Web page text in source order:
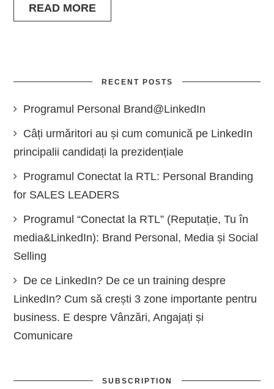
READ MORE
RECENT POSTS
Programul Personal Brand@LinkedIn
Câți urmăritori au și cum comunică pe LinkedIn
principalii candidați la prezidențiale
Programul Conectat la RTL: Personal Branding
for SALES LEADERS
Programul “Conectat la RTL” (Reputație, Tu în
media&LinkedIn): Brand Personal, Media și Social
Selling
De ce LinkedIn? De ce un training despre
LinkedIn? Cum să crești 3 zone importante pentru
business. E despre Vânzări, Angajați și
Comunicare
SUBSCRIPTION